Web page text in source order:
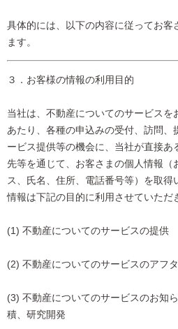
具体的には、以下の内容に従ってお客
ます。
３．お客様の情報の利用目的
当社は、不動産についてのサービスを
あたり、各種の申込みの受付、訪問
ービス提供等の機会に、当社が直接あ
先等を通じて、お客さまの個人情報（
ス、氏名、住所、電話番号等）を取得
情報は下記の目的に利用させていただ
(1) 不動産についてのサービスの提供
(2) 不動産についてのサービスのアフ
(3) 不動産についてのサービスのお知
積、研究開発